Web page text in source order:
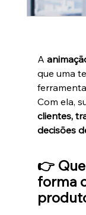
A
que uma
Com ela,
clientes,
decisões
👉
forma